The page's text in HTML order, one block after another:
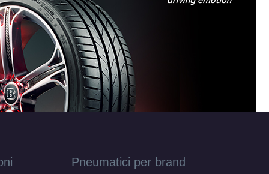
Pneumatici per brand